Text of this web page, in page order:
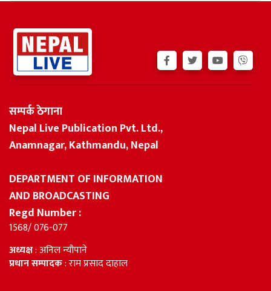
सम्पर्क ठेगाना
Nepal Live Publication Pvt. Ltd.,
Anamnagar, Kathmandu, Nepal
DEPARTMENT OF INFORMATION
AND BROADCASTING
Regd Number :
1568/ 076-077
अध्यक्ष: अनिल न्यौपाने
प्रधान सम्पादक: राम प्रसाद दाहाल